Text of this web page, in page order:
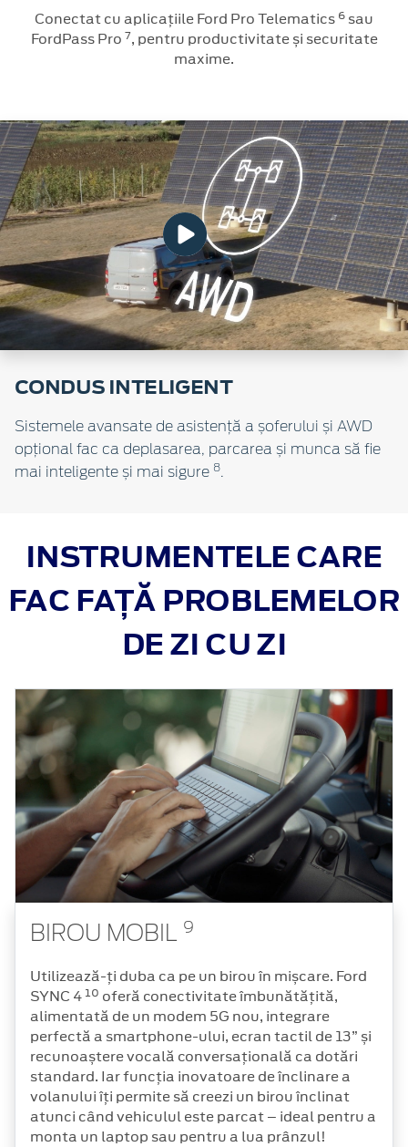
Conectat cu aplicațiile Ford Pro Telematics 6 sau
FordPass Pro 7, pentru productivitate și securitate
maxime.
CONDUS INTELIGENT
Sistemele avansate de asistență a șoferului și AWD
opțional fac ca deplasarea, parcarea și munca să fie
mai inteligente și mai sigure 8.
INSTRUMENTELE CARE
FAC FAȚĂ PROBLEMELOR
DE ZI CU ZI
BIROU MOBIL 9
Utilizează-ți duba ca pe un birou în mișcare. Ford
SYNC 4 10 oferă conectivitate îmbunătățită,
alimentată de un modem 5G nou, integrare
perfectă a smartphone-ului, ecran tactil de 13” și
recunoaștere vocală conversațională ca dotări
standard. Iar funcția inovatoare de înclinare a
volanului îți permite să creezi un birou înclinat
atunci când vehiculul este parcat – ideal pentru a
monta un laptop sau pentru a lua prânzul!